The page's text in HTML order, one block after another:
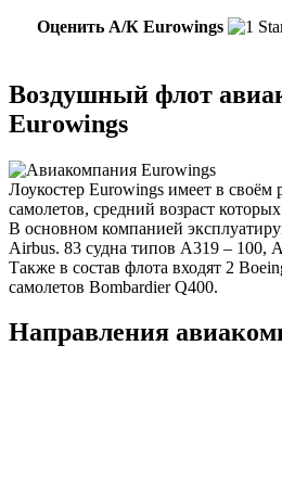
Оценить А/К Eurowings
Воздушный флот
Eurowings
Лоукостер Eurowings имеет в своём
самолетов, средний возраст
В основном компанией
Airbus. 83 судна типов А319 – 100,
Также в состав флота входят 2
самолетов Bombardier Q400.
Направления